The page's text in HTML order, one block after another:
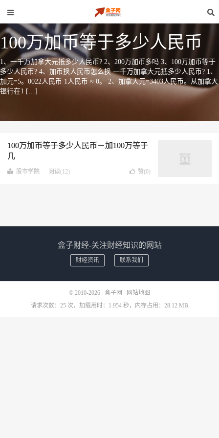
100万加币等于多少人民币
1、一千万加拿大元抵多少人民币? 2、200万加币多吗 3、100万加币等于
多少人民币? 4、加币换人民币怎么换 一千万加拿大元抵多少人民币? 1、
加元=5。0022人民币 1人民币 ≈ 0。 2、加拿大元=3403人民币。从加拿大
银行在1 […]
100万加币等于多少人民币－加100万等于
几
股市学院 阅读(12) 赞(0)
盒子财经-关注财经知识的网站
财经资讯 联系我们
© 2010-2026 盒子网
网站地图
请求次数：25 次，加载用时：1.954 秒，内存占用：28.12 MB